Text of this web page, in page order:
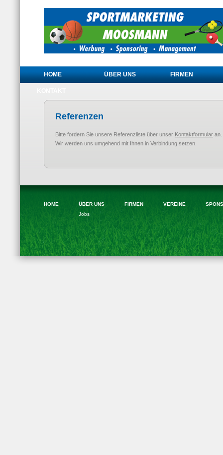
HOME ÜBER UNS FIRMEN
Referenzen
Bitte fordern Sie unsere Referenzliste über unser Kontaktformular an.
Wir werden uns umgehend mit Ihnen in Verbindung setzen.
HOME
ÜBER UNS
Jobs
FIRMEN VEREINE